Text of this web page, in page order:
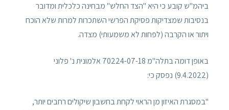
ביהמ"ש קובע כי היא "הצד החלש" מבחינה כלכלית ומדובר
בנסיבות שמצדיקות פסיקת הפרשי השתכרות למרות שלא הוכח
ויתור או הקרבה (לפחות לא משמעותי) מצדה.
באופן דומה בתלה"מ 70224-07-18 אלמונית נ' פלוני
(9.4.2022) נפסק כי:
"במסגרת האיזון מן הראוי לקחת בחשבון שיקולים רחבים יותר,